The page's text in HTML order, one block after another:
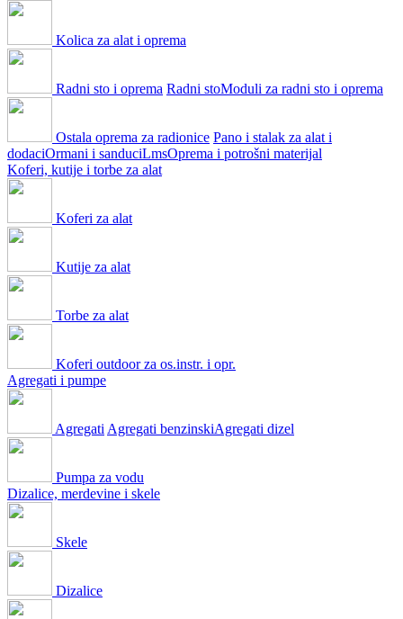
Kolica za alat i oprema
Radni sto i oprema Radni stoModuli za radni sto i oprema
Ostala oprema za radionice Pano i stalak za alat i
dodaciOrmani i sanduciLmsOprema i potrošni materijal
Koferi, kutije i torbe za alat
Koferi za alat
Kutije za alat
Torbe za alat
Koferi outdoor za os.instr. i opr.
Agregati i pumpe
Agregati Agregati benzinskiAgregati dizel
Pumpa za vodu
Dizalice, merdevine i skele
Skele
Dizalice